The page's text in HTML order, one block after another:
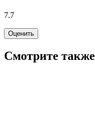
7.7
Оценить
Смотрите также